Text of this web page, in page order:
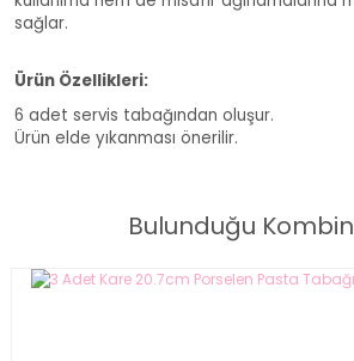
sağlar.
Ürün Özellikleri:
6 adet servis tabağından oluşur.
Ürün elde yıkanması önerilir.
Bulunduğu